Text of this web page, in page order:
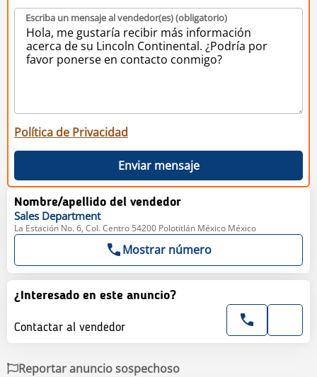
Escriba un mensaje al vendedor(es) (obligatorio)
Política de Privacidad
Enviar mensaje
Nombre/apellido del vendedor
Sales Department
La Estación No. 6, Col. Centro 54200 Polotitlán México México
Mostrar número
¿Interesado en este anuncio?
Contactar al vendedor
Reportar anuncio sospechoso